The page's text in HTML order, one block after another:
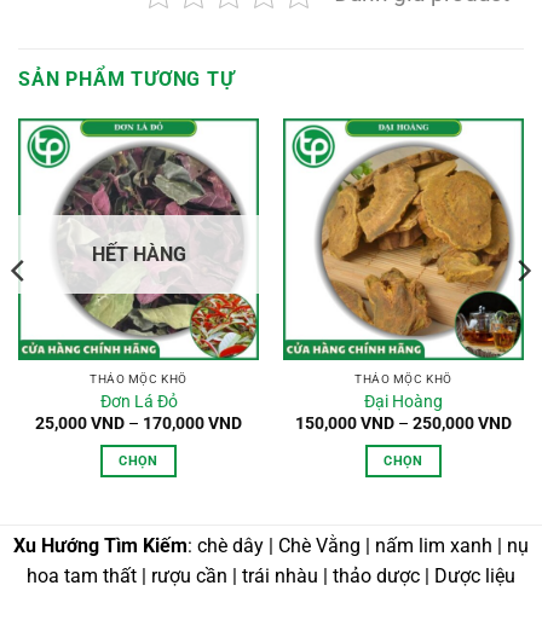
SẢN PHẨM TƯƠNG TỰ
HẾT HÀNG
THẢO MỘC KHÔ
Đơn Lá Đỏ
25,000VND – 170,000VNDKhoảng
CHỌN
này
có
nhiều
THẢO MỘC KHÔ
Đại Hoàng
150,000VND – 250,000VND
CHỌN
này
nhiều
VND
VND
Xu Hướng Tìm Kiếm: chè dây | Chè Vằng | nấm lim xanh | nụ
hoa tam thất | rượu cần | trái nhàu | thảo dược | Dược liệu